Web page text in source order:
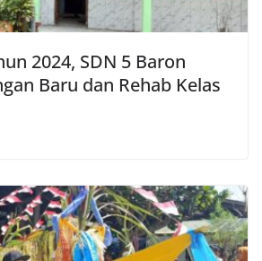
2024, SDN 5 Baron
Baru dan Rehab Kelas